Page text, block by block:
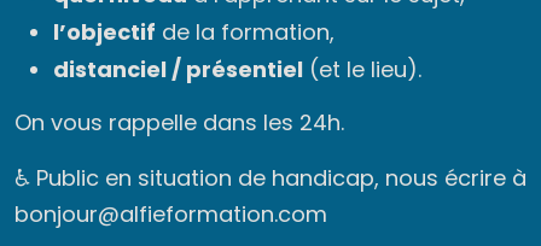
l’objectif de la formation,
distanciel / présentiel (et le lieu).
On vous rappelle dans les 24h.
♿ Public en situation de handicap, nous écrire à
bonjour@alfieformation.com